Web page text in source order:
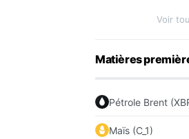
Voir
Matières
Pétrole Brent
Maïs (C_1)